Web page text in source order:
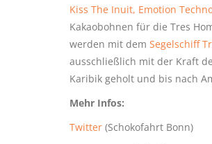
Kiss The Inuit, Emotion
Kakaobohnen für die Tres
werden mit dem Segelschiff
ausschließlich mit der Kraft
Karibik geholt und bis nach
Mehr Infos:
Twitter (Schokofahrt Bonn)